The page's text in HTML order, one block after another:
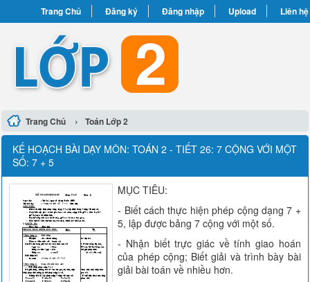
Trang Chủ Đăng ký Đăng nhập Upload Liên hệ
Trang Chủ › Toán Lớp 2
KẾ HOẠCH BÀI DẠY MÔN: TOÁN 2 - TIẾT 26: 7 CỘNG VỚI MỘT
SỐ: 7 + 5
MỤC TIÊU:
- Biết cách thực hiện phép cộng dạng 7 +
5, lập được bảng 7 cộng với một số.
- Nhận biết trực giác về tính giao hoán
của phép cộng; Biết giải và trình bày bài
giải bài toán về nhiều hơn.